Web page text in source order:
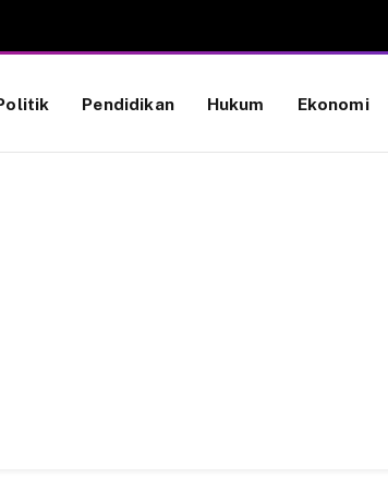
Pendidikan Hukum Ekonomi